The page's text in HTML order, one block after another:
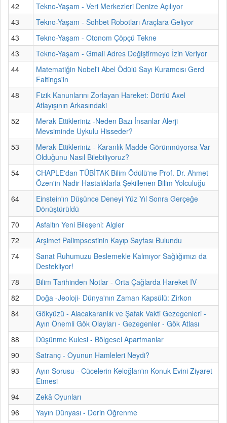
42
Tekno-Yaşam - Veri Merkezleri Denize Açılıyor
43
Tekno-Yaşam - Sohbet Robotları Araçlara Geliyor
43
Tekno-Yaşam - Otonom Çöpçü Tekne
43
Tekno-Yaşam - Gmail Adres Değiştirmeye İzin Veriyor
44
Matematiğin Nobel'i Abel Ödülü Sayı Kuramcısı Gerd
Faltings'in
48
Fizik Kanunlarını Zorlayan Hareket: Dörtlü Axel
Atlayışının Arkasındaki
52
Merak Ettikleriniz -Neden Bazı İnsanlar Alerji
Mevsiminde Uykulu Hisseder?
53
Merak Ettikleriniz - Karanlık Madde Görünmüyorsa Var
Olduğunu Nasıl Bilebiliyoruz?
54
CHAPLE'dan TÜBİTAK Bilim Ödülü'ne Prof. Dr. Ahmet
Özen'in Nadir Hastalıklarla Şekillenen Bilim Yolculuğu
64
Einstein'ın Düşünce Deneyi Yüz Yıl Sonra Gerçeğe
Dönüştürüldü
70
Asfaltın Yeni Bileşeni: Algler
72
Arşimet Palimpsestinin Kayıp Sayfası Bulundu
74
Sanat Ruhumuzu Beslemekle Kalmıyor Sağlığımızı da
Destekliyor!
78
Bilim Tarihinden Notlar - Orta Çağlarda Hareket IV
82
Doğa -Jeoloji- Dünya'nın Zaman Kapsülü: Zirkon
84
Gökyüzü - Alacakaranlık ve Şafak Vakti Gezegenleri -
Ayın Önemli Gök Olayları - Gezegenler - Gök Atlası
88
Düşünme Kulesi - Bölgesel Apartmanlar
90
Satranç - Oyunun Hamleleri Neydi?
93
Ayın Sorusu - Cücelerin Keloğlan'ın Konuk Evini Ziyaret
Etmesi
94
Zekâ Oyunları
96
Yayın Dünyası - Derin Öğrenme